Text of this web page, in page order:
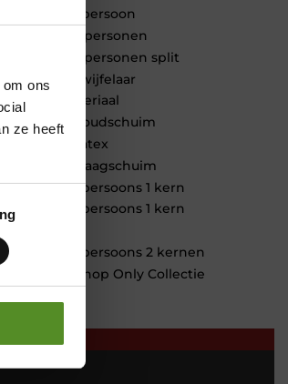
ons
ze heeft
1 persoon
2 personen
2 personen split
Twijfelaar
Materiaal
Koudschuim
Latex
Traagschuim
Tweepersoons 1 kern
Tweepersoons 1 kern
Tweepersoons 2 kernen
Webshop Only Collectie